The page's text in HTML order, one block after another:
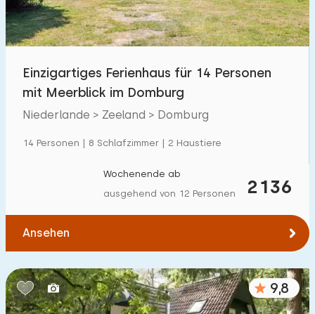
Entfernungen
Zum Meer(max. km):
Zum Wald(max. km):
5 10
1 2
Zu öffentlichen Verkehrsmitteln(max. km):
0,2 0,5 1 2 5
Einzigartiges Ferienhaus für 14 Personen
mit Meerblick im Domburg
Niederlande > Zeeland > Domburg
14 Personen | 8 Schlafzimmer | 2 Haustiere
2136
Wochenende ab
ausgehend von 12 Personen
Ansehen
9,8